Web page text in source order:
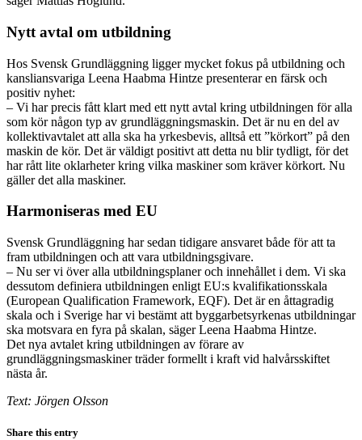
Nytt avtal om utbildning
Hos Svensk Grundläggning ligger mycket fokus på utbildning och
kansliansvariga Leena Haabma Hintze presenterar en färsk och
positiv nyhet:
– Vi har precis fått klart med ett nytt avtal kring utbildningen för alla
som kör någon typ av grundläggningsmaskin. Det är nu en del av
kollektivavtalet att alla ska ha yrkesbevis, alltså ett ”körkort” på den
maskin de kör. Det är väldigt positivt att detta nu blir tydligt, för det
har rått lite oklarheter kring vilka maskiner som kräver körkort. Nu
gäller det alla maskiner.
Harmoniseras med EU
Svensk Grundläggning har sedan tidigare ansvaret både för att ta
fram utbildningen och att vara utbildningsgivare.
– Nu ser vi över alla utbildningsplaner och innehållet i dem. Vi ska
dessutom definiera utbildningen enligt EU:s kvalifikationsskala
(European Qualification Framework, EQF). Det är en åttagradig
skala och i Sverige har vi bestämt att byggarbetsyrkenas utbildningar
ska motsvara en fyra på skalan, säger Leena Haabma Hintze.
Det nya avtalet kring utbildningen av förare av
grundläggningsmaskiner träder formellt i kraft vid halvårsskiftet
nästa år.
Text: Jörgen Olsson
Share this entry